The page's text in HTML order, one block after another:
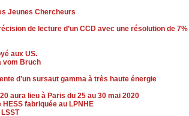
Jeunes Chercheurs
de lecture d’un CCD avec une résolution de 7%
aux US.
vom Bruch
d’un sursaut gamma à très haute énergie
aura lieu à Paris du 25 au 30 mai 2020
fabriquée au LPNHE